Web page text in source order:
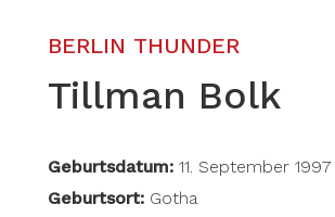
BERLIN THUNDER
Tillman Bolk
Geburtsdatum:11. September 1997
Geburtsort: Gotha